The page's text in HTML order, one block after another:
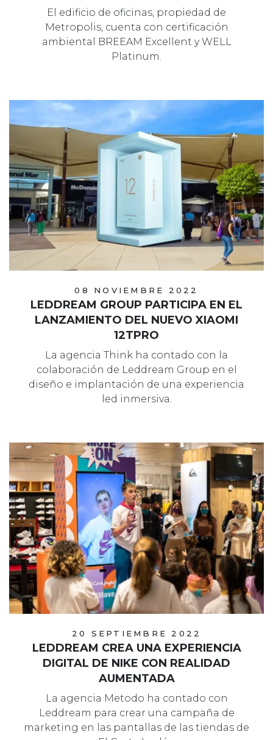
El edificio de oficinas, propiedad de
Metropolis, cuenta con certificación
ambiental BREEAM Excellent y WELL
Platinum.
08 NOVIEMBRE 2022
LEDDREAM GROUP PARTICIPA EN EL
LANZAMIENTO DEL NUEVO XIAOMI
12TPRO
La agencia Think ha contado con la
colaboración de Leddream Group en el
diseño e implantación de una experiencia
led inmersiva.
20 SEPTIEMBRE 2022
LEDDREAM CREA UNA EXPERIENCIA
DIGITAL DE NIKE CON REALIDAD
AUMENTADA
La agencia Metodo ha contado con
Leddream para crear una campaña de
marketing en las pantallas de las tiendas de